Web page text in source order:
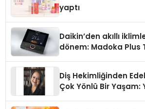
yaptı
Daikin’den akıllı
dönem: Madoka Plus
Diş Hekimliğinden
Çok Yönlü Bir Yaşam: